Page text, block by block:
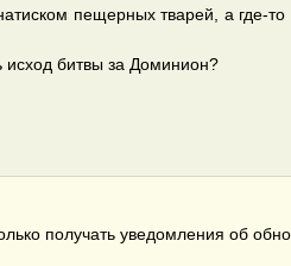
пещерных тварей, а где-
исход битвы за Доминион?
получать уведомления об